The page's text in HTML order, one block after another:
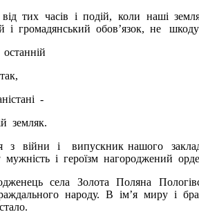
тих часів і подій, коли наші
і громадянський обов’язок, не
-
земляк.
з війни і випускник нашого
мужність і героїзм нагороджений
села Золота Поляна
народу. В ім’я миру і